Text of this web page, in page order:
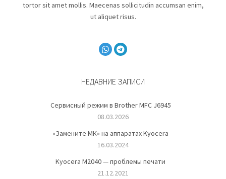
tortor sit amet mollis. Maecenas sollicitudin accumsan enim,
ut aliquet risus.
НЕДАВНИЕ ЗАПИСИ
Сервисный режим в Brother MFC J6945
08.03.2026
«Замените МК» на аппаратах Kyocera
16.03.2024
Kyocera M2040 — проблемы печати
21.12.2021